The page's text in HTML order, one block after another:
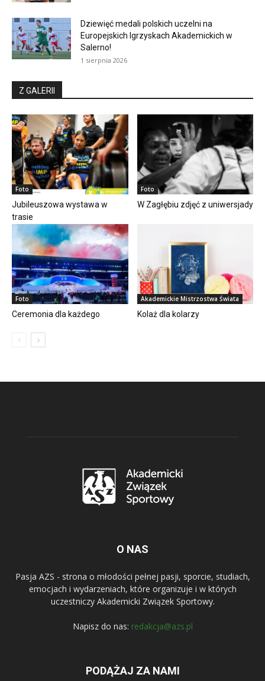
Dziewięć medali polskich uczelni na
Europejskich Igrzyskach Akademickich w
Salerno!
1 sierpnia 2026
Z GALERII
Foto
Jubileuszowa wystawa w
trasie
Foto
W Zagłębiu zdjęć z uniwersjady
Foto
Ceremonia dla każdego
Akademickie Mistrzostwa Świata
Kolaż dla kolarzy
O NAS
Pasja AZS - strona o młodości pełnej pasji, sporcie, studiach,
emocjach i wydarzeniach, które organizuje i w których
uczestniczy Akademicki Związek Sportowy.
Napisz do nas: redakcja@azs.pl
PODĄŻAJ ZA NAMI